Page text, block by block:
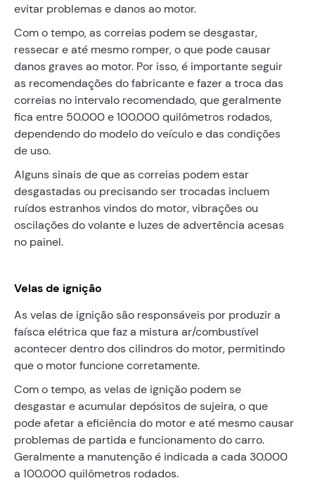
evitar problemas e danos ao motor.
Com o tempo, as correias podem se desgastar,
ressecar e até mesmo romper, o que pode causar
danos graves ao motor. Por isso, é importante seguir
as recomendações do fabricante e fazer a troca das
correias no intervalo recomendado, que geralmente
fica entre 50.000 e 100.000 quilômetros rodados,
dependendo do modelo do veículo e das condições
de uso.
Alguns sinais de que as correias podem estar
desgastadas ou precisando ser trocadas incluem
ruídos estranhos vindos do motor, vibrações ou
oscilações do volante e luzes de advertência acesas
no painel.
Velas de ignição
As velas de ignição são responsáveis por produzir a
faísca elétrica que faz a mistura ar/combustível
acontecer dentro dos cilindros do motor, permitindo
que o motor funcione corretamente.
Com o tempo, as velas de ignição podem se
desgastar e acumular depósitos de sujeira, o que
pode afetar a eficiência do motor e até mesmo causar
problemas de partida e funcionamento do carro.
Geralmente a manutenção é indicada a cada 30.000
a 100.000 quilômetros rodados.